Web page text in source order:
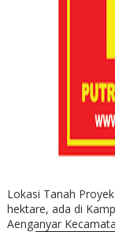
Lokasi Tanah
hektare, ada di
Aenganyar